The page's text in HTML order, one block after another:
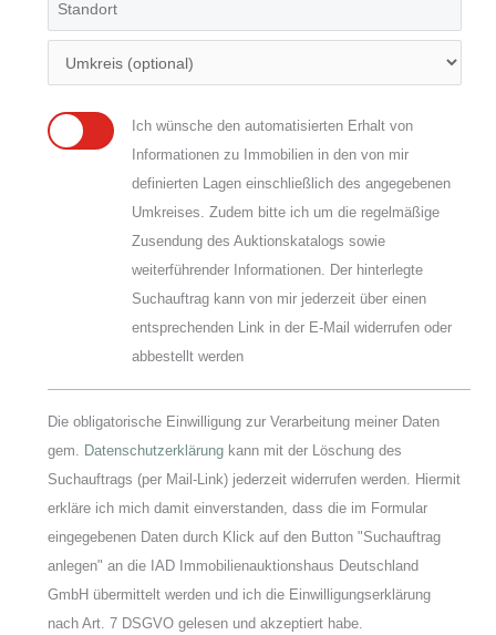
Ich wünsche den automatisierten Erhalt von
Informationen zu Immobilien in den von mir
definierten Lagen einschließlich des angegebenen
Umkreises. Zudem bitte ich um die regelmäßige
Zusendung des Auktionskatalogs sowie
weiterführender Informationen. Der hinterlegte
Suchauftrag kann von mir jederzeit über einen
entsprechenden Link in der E-Mail widerrufen oder
abbestellt werden
Die obligatorische Einwilligung zur Verarbeitung meiner Daten
gem. Datenschutzerklärung kann mit der Löschung des
Suchauftrags (per Mail-Link) jederzeit widerrufen werden. Hiermit
erkläre ich mich damit einverstanden, dass die im Formular
eingegebenen Daten durch Klick auf den Button "Suchauftrag
anlegen" an die IAD Immobilienauktionshaus Deutschland
GmbH übermittelt werden und ich die Einwilligungserklärung
nach Art. 7 DSGVO gelesen und akzeptiert habe.